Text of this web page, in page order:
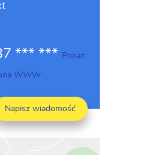
*** *** Pokaż
WWW
Napisz wiadomość